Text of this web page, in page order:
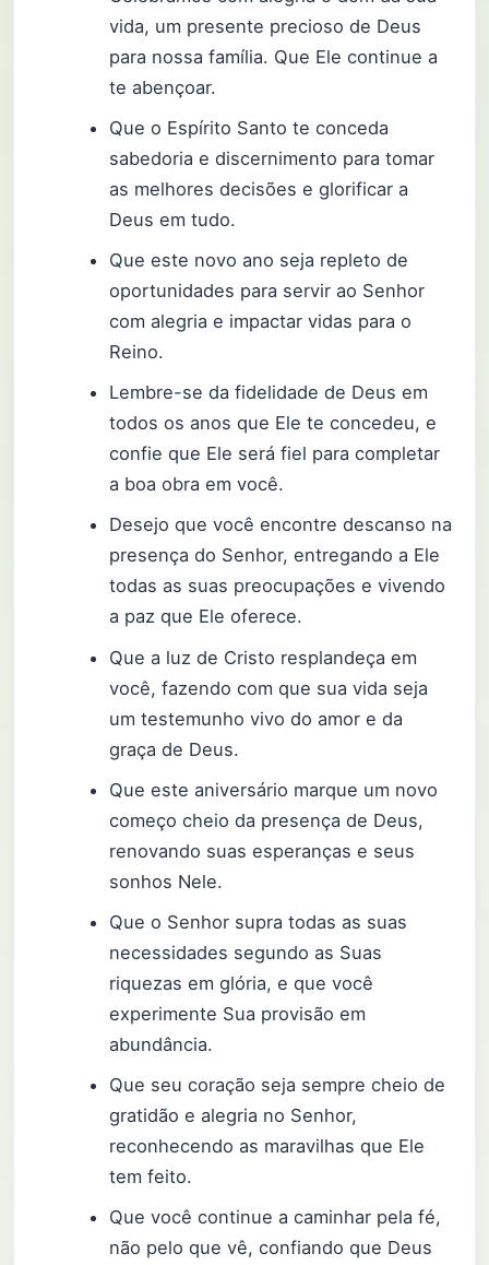
vida, um presente precioso de Deus
para nossa família. Que Ele continue a
te abençoar.
Que o Espírito Santo te conceda
sabedoria e discernimento para tomar
as melhores decisões e glorificar a
Deus em tudo.
Que este novo ano seja repleto de
oportunidades para servir ao Senhor
com alegria e impactar vidas para o
Reino.
Lembre-se da fidelidade de Deus em
todos os anos que Ele te concedeu, e
confie que Ele será fiel para completar
a boa obra em você.
Desejo que você encontre descanso na
presença do Senhor, entregando a Ele
todas as suas preocupações e vivendo
a paz que Ele oferece.
Que a luz de Cristo resplandeça em
você, fazendo com que sua vida seja
um testemunho vivo do amor e da
graça de Deus.
Que este aniversário marque um novo
começo cheio da presença de Deus,
renovando suas esperanças e seus
sonhos Nele.
Que o Senhor supra todas as suas
necessidades segundo as Suas
riquezas em glória, e que você
experimente Sua provisão em
abundância.
Que seu coração seja sempre cheio de
gratidão e alegria no Senhor,
reconhecendo as maravilhas que Ele
tem feito.
Que você continue a caminhar pela fé,
não pelo que vê, confiando que Deus